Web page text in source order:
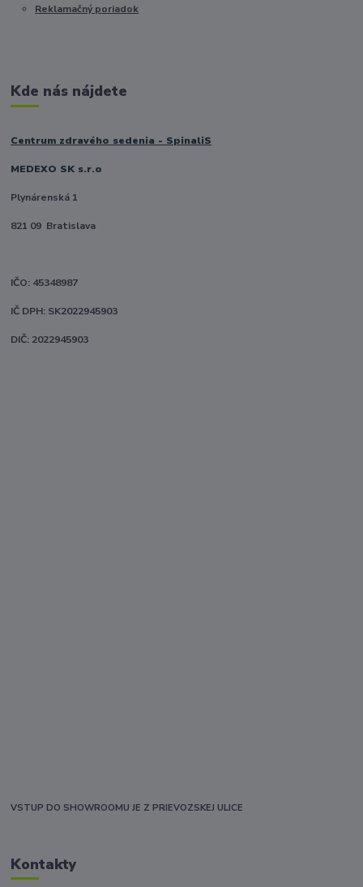
Reklamačný poriadok
Kde nás nájdete
Centrum zdravého sedenia - SpinaliS
MEDEXO SK s.r.o
Plynárenská 1
821 09 Bratislava
IČO: 45348987
IČ DPH: SK2022945903
DIČ: 2022945903
VSTUP DO SHOWROOMU JE Z PRIEVOZSKEJ ULICE
Kontakty